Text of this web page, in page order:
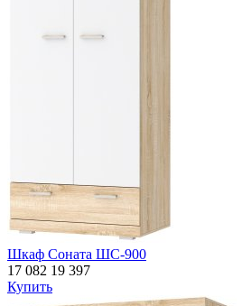
Шкаф Соната ШС-900
17 082 19 397
Купить